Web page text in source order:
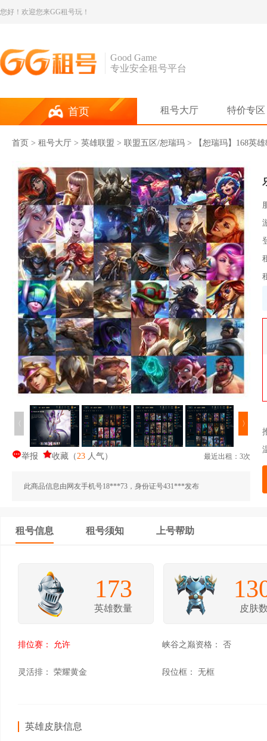
您好！欢迎您来GG租号玩！
Good Game
专业安全租号平台
首页 租号大厅 特价专区
首页 > 租号大厅 > 英雄联盟 > 联盟五区/恕瑞玛 > 【恕瑞玛】168英
〈 〉
举报 收藏 （23 人气） 最近出租：3次
此商品信息由网友手机号18***73，身份证号431***发布
租号信息 租号须知 上号帮助
173
英雄数量 皮肤
排位赛： 允许 峡谷之巅资格： 否
灵活排： 荣耀黄金 段位框： 无框
英雄皮肤信息